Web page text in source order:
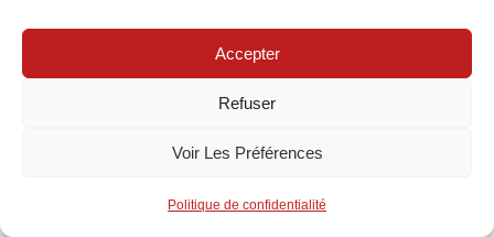
Accepter
Refuser
Voir Les Préférences
Politique de confidentialité
Comment ajuster ma
couverture d'assurance